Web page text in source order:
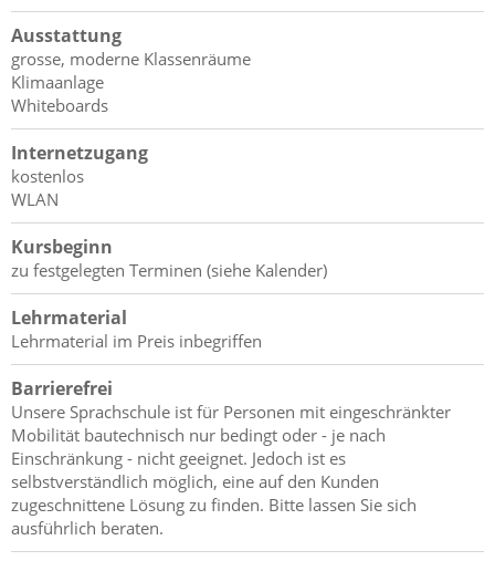
Ausstattung
grosse, moderne Klassenräume
Klimaanlage
Whiteboards
Internetzugang
kostenlos
WLAN
Kursbeginn
zu festgelegten Terminen (siehe Kalender)
Lehrmaterial
Lehrmaterial im Preis inbegriffen
Barrierefrei
Unsere Sprachschule ist für Personen mit eingeschränkter
Mobilität bautechnisch nur bedingt oder - je nach
Einschränkung - nicht geeignet. Jedoch ist es
selbstverständlich möglich, eine auf den Kunden
zugeschnittene Lösung zu finden. Bitte lassen Sie sich
ausführlich beraten.